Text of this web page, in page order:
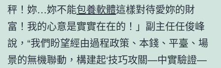
秤！妳…妳不能包養軟體這樣對待愛妳的財
富！我的心意是實實在在的！」副主任任俊峰
說，“我們盼望經由過程政策、本錢、平臺、場
景的無機聯動，構建起‘技巧攻關—中實驗證—